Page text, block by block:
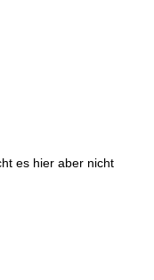
es hier aber nicht